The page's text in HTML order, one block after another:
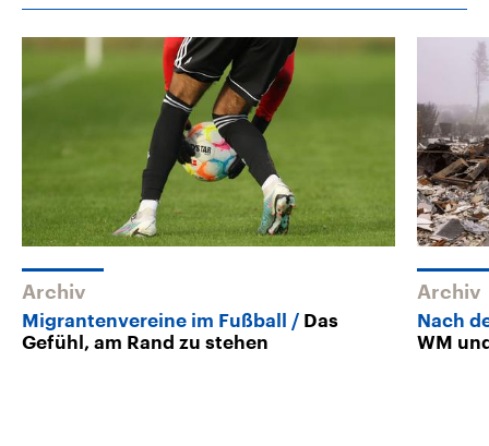
Archiv
Migrantenvereine im Fußball
Das
Gefühl, am Rand zu stehen
Archiv
Nach
WM